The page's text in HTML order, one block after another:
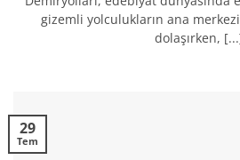
gizemli yolculukların ana
dolaşırken,
29
Tem